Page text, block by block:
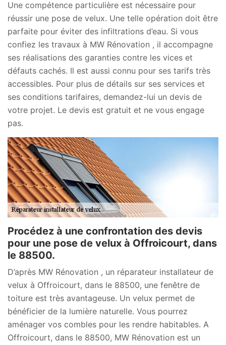
Une compétence particulière est nécessaire pour
réussir une pose de velux. Une telle opération doit être
parfaite pour éviter des infiltrations d’eau. Si vous
confiez les travaux à MW Rénovation , il accompagne
ses réalisations des garanties contre les vices et
défauts cachés. Il est aussi connu pour ses tarifs très
accessibles. Pour plus de détails sur ses services et
ses conditions tarifaires, demandez-lui un devis de
votre projet. Le devis est gratuit et ne vous engage
pas.
Procédez à une confrontation des devis
pour une pose de velux à Offroicourt, dans
le 88500.
D’après MW Rénovation , un réparateur installateur de
velux à Offroicourt, dans le 88500, une fenêtre de
toiture est très avantageuse. Un velux permet de
bénéficier de la lumière naturelle. Vous pourrez
aménager vos combles pour les rendre habitables. A
Offroicourt, dans le 88500, MW Rénovation est un